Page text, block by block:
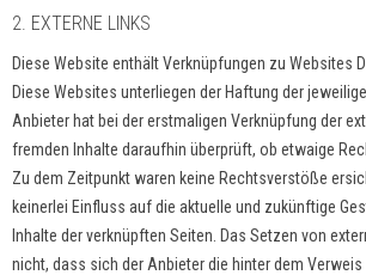
2. EXTERNE LINKS
Diese Website enthält Verknüpfungen zu Websites
Diese Websites unterliegen der Haftung der
Anbieter hat bei der erstmaligen Verknüpfung der
fremden Inhalte daraufhin überprüft, ob etwaige
Zu dem Zeitpunkt waren keine Rechtsverstöße
keinerlei Einfluss auf die aktuelle und zukünftige
Inhalte der verknüpften Seiten. Das Setzen von
nicht, dass sich der Anbieter die hinter dem Verweis